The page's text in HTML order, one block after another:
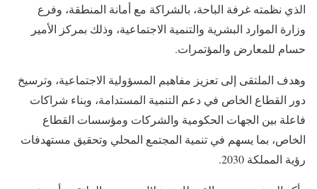
الذي نظمته غرفة الباحة، بالشراكة مع أمانة المنطقة، وفرع
وزارة الموارد البشرية والتنمية الاجتماعية، وذلك بمركز الأمير
حسام للمعارض والمؤتمرات.
وهدف الملتقى إلى تعزيز مفاهيم المسؤولية الاجتماعية، وترسيخ
دور القطاع الخاص في دعم التنمية المستدامة، وبناء شراكات
فاعلة بين الجهات الحكومية والشركات ومؤسسات القطاع
الخاص، بما يسهم في تنمية المجتمع المحلي وتحقيق مستهدفات
رؤية المملكة 2030.